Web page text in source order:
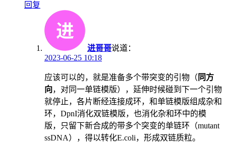
回复
进哥哥说道：
2023-06-25 10:18
应该可以的，就是准备多个带突变的引物（ 同方
向，对同一单链模版），延伸时候碰到下一个引物
就停止，各片断经连接成环，和单链模版组成杂和
环，DpnI消化双链模版，也消化杂和环中的模
版，只留下新合成的带多个突变的单链环（mutant
ssDNA），得以转化E.coli，形成双链质粒。